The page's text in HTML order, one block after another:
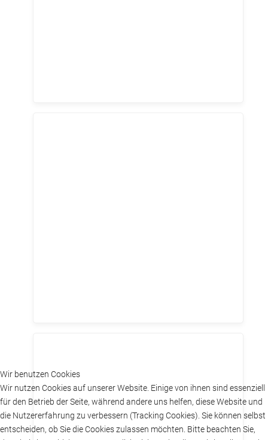
Wir benutzen Cookies
Wir nutzen Cookies auf unserer Website. Einige von ihnen sind essenziell
für den Betrieb der Seite, während andere uns helfen, diese Website und
die Nutzererfahrung zu verbessern (Tracking Cookies). Sie können selbst
entscheiden, ob Sie die Cookies zulassen möchten. Bitte beachten Sie,